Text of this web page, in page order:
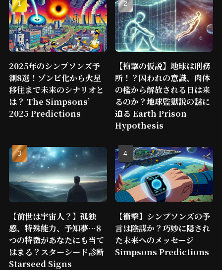
2025年のシンプソンズ予
測8選！ゾンビ化から火星
移住まで未来のシナリオと
は？ The Simpsons’
2025 Predictions
【衝撃の仮説】地球は刑務
所！？囚われの意識、肉体
の檻から解放される日は来
るのか？地球監獄説の謎に
迫る Earth Prison
Hypothesis
【前世は宇宙人？】孤独
感、特殊能力、予知夢…8
つの特徴があなたにも当て
はまる？スターシード診断
Starseed Signs
【衝撃】シンプソンズの予
言は陰謀か？巧妙に隠され
た未来へのメッセージ
Simpsons Predictions